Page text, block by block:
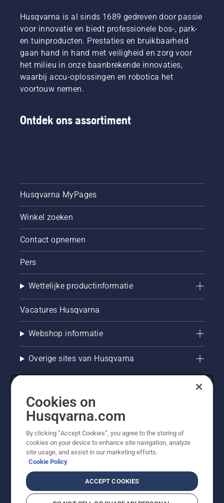
Husqvarna is al sinds 1689 gedreven door passie
voor innovatie en biedt professionele bos-, park-
en tuinproducten. Prestaties en bruikbaarheid
gaan hand in hand met veiligheid en zorg voor
het milieu in onze baanbrekende innovaties,
waarbij accu-oplossingen en robotica het
voortouw nemen.
Ontdek ons assortiment
Husqvarna MyPages
Winkel zoeken
Contact opnemen
Pers
Wettelijke productinformatie
Vacatures Husqvarna
Webshop informatie
Overige sites van Husqvarna
© Husqvarna AB (publ). Alle rechten voorbehouden. De
getoonde prijzen zijn consumentenadviesprijzen. Alle
vermelde prijzen zijn adviesverkoopprijzen (incl. BTW),
tenzij het product beschikbaar is voor directe aankoop.
Cookies on
Husqvarna.com
By clicking “Accept Cookies”, you agree to the storing of
cookies on your device to enhance site navigation, analyze
site usage, and assist in our marketing efforts.
Cookie Policy
ACCEPT COOKIES